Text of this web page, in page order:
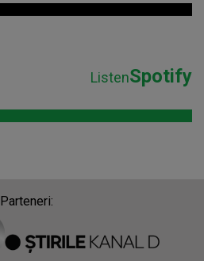
ListenSpotify
Parteneri: